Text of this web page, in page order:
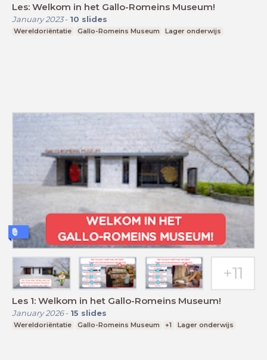
Les: Welkom in het Gallo-Romeins Museum!
January 2023- 10 slides
Wereldoriëntatie Gallo-Romeins Museum Lager onderwijs
Les 1: Welkom in het Gallo-Romeins Museum!
January 2026- 15 slides
Wereldoriëntatie Gallo-Romeins Museum +1 Lager onderwijs